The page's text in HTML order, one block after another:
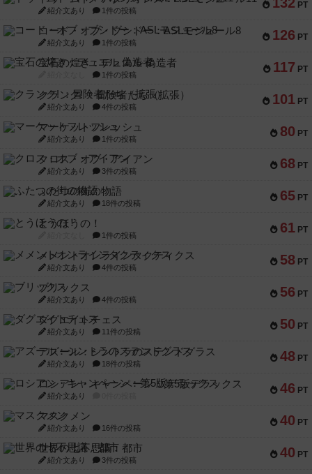
PT
紹介文あり 1件の投稿
126 PT
コード・オブ・ブシドー：ASLモジュール8
紹介文あり 1件の投稿
117 PT
宝石の煌き：デュエル 偽造者
1件の投稿
101 PT
クランク! ：冒険者たち（拡張）
紹介文あり 4件の投稿
80 PT
マーケットフレッシュ
紹介文あり 1件の投稿
68 PT
クロス・オブ・アイアン
紹介文あり 3件の投稿
65 PT
ふたつの街の物語
紹介文あり 18件の投稿
61 PT
とうほうの！
1件の投稿
58 PT
メメントオンラインタクティクス
紹介文あり 4件の投稿
56 PT
ブリックス
紹介文あり 4件の投稿
50 PT
ダグエイトチェス
紹介文あり 11件の投稿
48 PT
アズール：シントラのステンドグラス
紹介文あり 18件の投稿
46 PT
ロシアン・キャンペーン：第5版デラックス
紹介文あり
40 PT
マスクメン
紹介文あり 16件の投稿
40 PT
世界の七不思議：都市
紹介文あり 3件の投稿